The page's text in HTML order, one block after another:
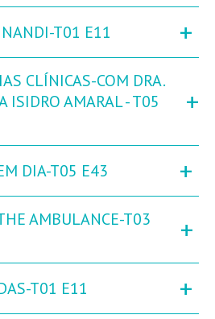
NANDI-T01 E11 +
CLÍNICAS-COM DRA.
ISIDRO AMARAL - T05
+
DIA-T05 E43 +
AMBULANCE-T03
+
T01 E11 +